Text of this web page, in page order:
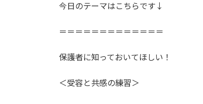
今日のテーマはこちらです↓
＝＝＝＝＝＝＝＝＝＝＝＝＝
保護者に知っておいてほしい！
＜受容と共感の練習＞